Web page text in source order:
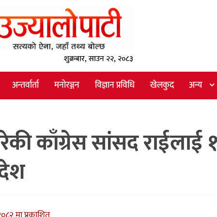
शुक्रबार, साउन २२, २०८३
अन्तर्वार्ता मनोरञ्जन विज्ञान प्रविधि खेलकुद अन्य
काँग्रेस सांसद राईलाई